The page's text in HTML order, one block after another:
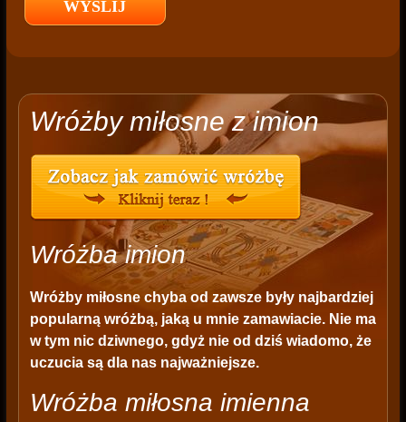
Wróżby miłosne z imion
Wróżba imion
Wróżby miłosne chyba od zawsze były najbardziej
popularną wróżbą, jaką u mnie zamawiacie. Nie ma
w tym nic dziwnego, gdyż nie od dziś wiadomo, że
uczucia są dla nas najważniejsze.
Wróżba miłosna imienna